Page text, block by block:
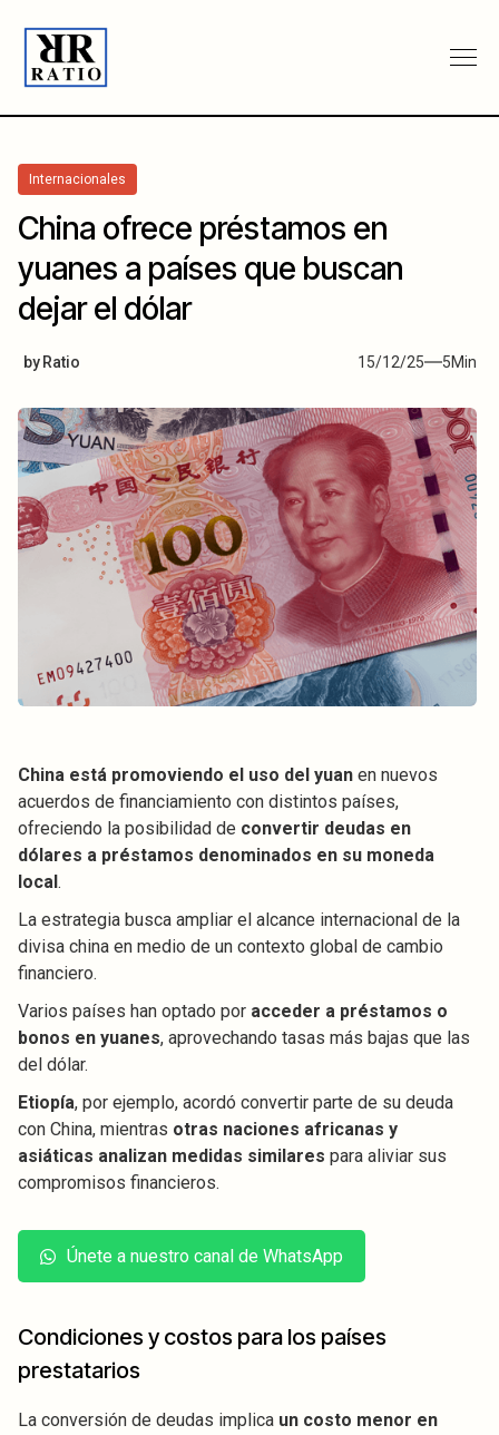
Internacionales
China ofrece préstamos en
yuanes a países que buscan
dejar el dólar
by Ratio 15/12/25 5Min
China está promoviendo el uso del yuan en nuevos
acuerdos de financiamiento con distintos países,
ofreciendo la posibilidad de convertir deudas en
dólares a préstamos denominados en su moneda
local .
La estrategia busca ampliar el alcance internacional de la
divisa china en medio de un contexto global de cambio
financiero.
Varios países han optado por acceder a préstamos o
bonos en yuanes, aprovechando tasas más bajas que las
del dólar.
Etiopía, por ejemplo, acordó convertir parte de su deuda
con China, mientras otras naciones africanas y
asiáticas analizan medidas similares para aliviar sus
compromisos financieros.
Únete a nuestro canal de WhatsApp
Condiciones y costos para los países
prestatarios
La conversión de deudas implica un costo menor en